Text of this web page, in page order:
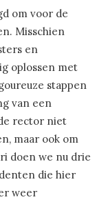
om voor de
Misschien
en
oplossen met
stappen
van een
rector niet
maar ook om
doen we nu drie
die hier
weer